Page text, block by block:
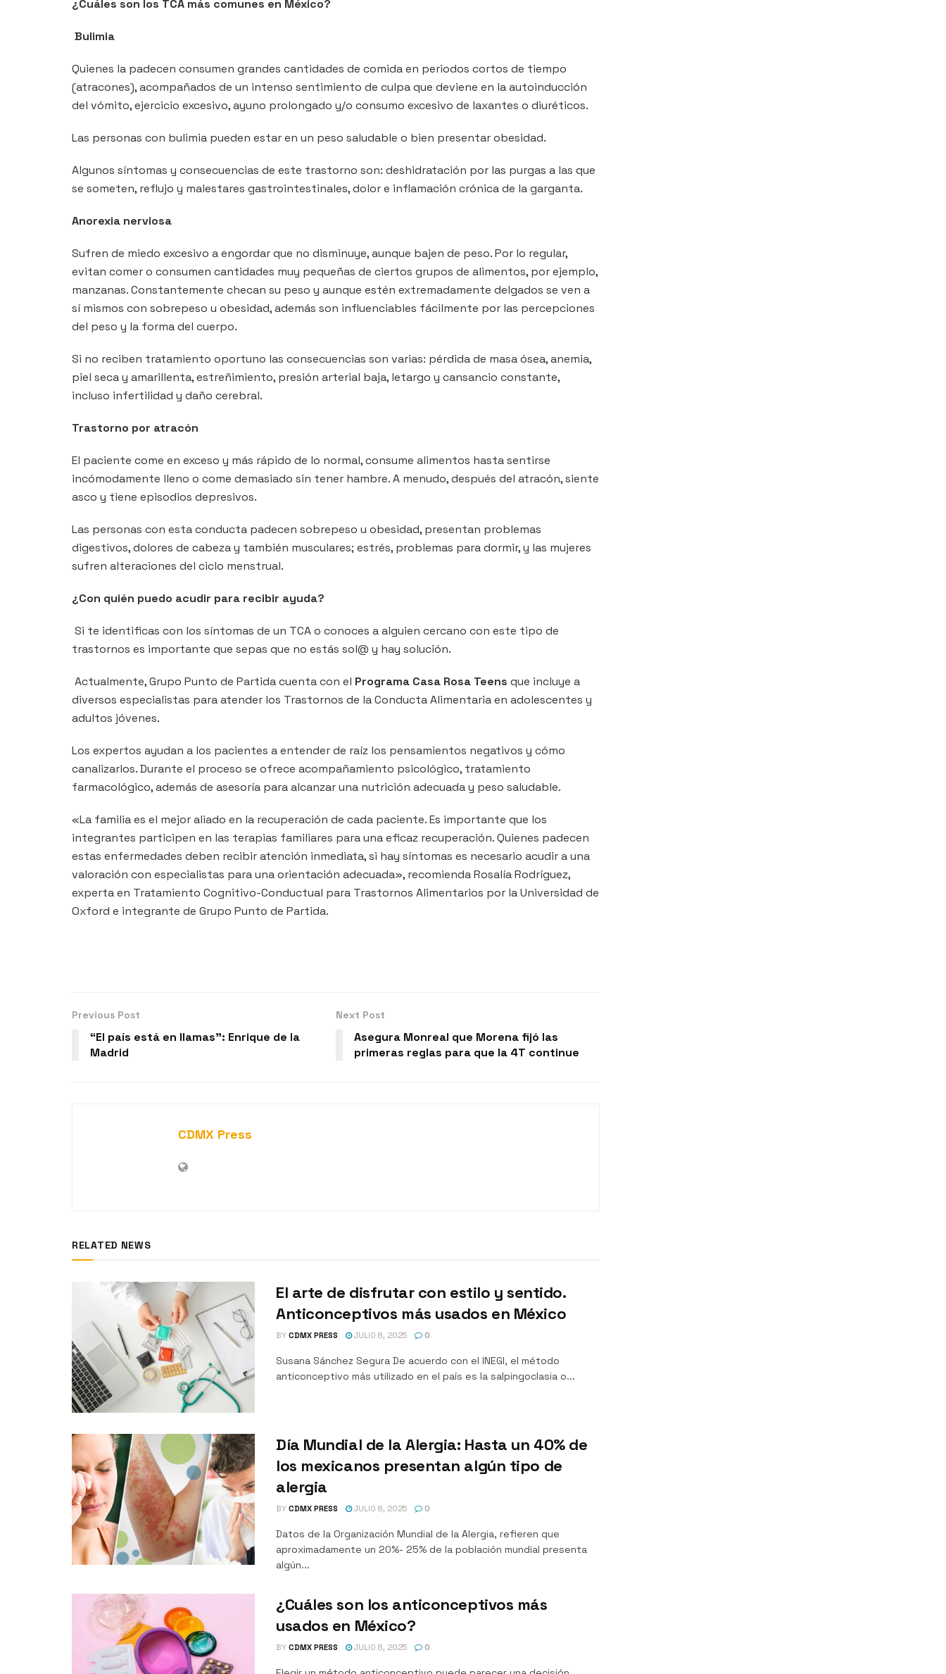
¿Cuáles son los TCA más comunes en México?
Bulimia
Quienes la padecen consumen grandes cantidades de comida en periodos cortos de tiempo
(atracones), acompañados de un intenso sentimiento de culpa que deviene en la autoinducción
del vómito, ejercicio excesivo, ayuno prolongado y/o consumo excesivo de laxantes o diuréticos.
Las personas con bulimia pueden estar en un peso saludable o bien presentar obesidad.
Algunos síntomas y consecuencias de este trastorno son: deshidratación por las purgas a las que
se someten, reflujo y malestares gastrointestinales, dolor e inflamación crónica de la garganta.
Anorexia nerviosa
Sufren de miedo excesivo a engordar que no disminuye, aunque bajen de peso. Por lo regular,
evitan comer o consumen cantidades muy pequeñas de ciertos grupos de alimentos, por ejemplo,
manzanas. Constantemente checan su peso y aunque estén extremadamente delgados se ven a
sí mismos con sobrepeso u obesidad, además son influenciables fácilmente por las percepciones
del peso y la forma del cuerpo.
Si no reciben tratamiento oportuno las consecuencias son varias: pérdida de masa ósea, anemia,
piel seca y amarillenta, estreñimiento, presión arterial baja, letargo y cansancio constante,
incluso infertilidad y daño cerebral.
Trastorno por atracón
El paciente come en exceso y más rápido de lo normal, consume alimentos hasta sentirse
incómodamente lleno o come demasiado sin tener hambre. A menudo, después del atracón, siente
asco y tiene episodios depresivos.
Las personas con esta conducta padecen sobrepeso u obesidad, presentan problemas
digestivos, dolores de cabeza y también musculares; estrés, problemas para dormir, y las mujeres
sufren alteraciones del ciclo menstrual.
¿Con quién puedo acudir para recibir ayuda?
Si te identificas con los síntomas de un TCA o conoces a alguien cercano con este tipo de
trastornos es importante que sepas que no estás sol@ y hay solución.
Actualmente, Grupo Punto de Partida cuenta con el Programa Casa Rosa Teens que incluye a
diversos especialistas para atender los Trastornos de la Conducta Alimentaria en adolescentes y
adultos jóvenes.
Los expertos ayudan a los pacientes a entender de raíz los pensamientos negativos y cómo
canalizarlos. Durante el proceso se ofrece acompañamiento psicológico, tratamiento
farmacológico, además de asesoría para alcanzar una nutrición adecuada y peso saludable.
«La familia es el mejor aliado en la recuperación de cada paciente. Es importante que los
integrantes participen en las terapias familiares para una eficaz recuperación. Quienes padecen
estas enfermedades deben recibir atención inmediata, si hay síntomas es necesario acudir a una
valoración con especialistas para una orientación adecuada», recomienda Rosalía Rodríguez,
experta en Tratamiento Cognitivo-Conductual para Trastornos Alimentarios por la Universidad de
Oxford e integrante de Grupo Punto de Partida.
Previous Post
“El país está en llamas”: Enrique de la
Madrid
Next Post
Asegura Monreal que Morena fijó las
primeras reglas para que la 4T continue
CDMX Press
RELATED NEWS
El arte de disfrutar con estilo y sentido.
Anticonceptivos más usados en México
BY CDMX PRESS JULIO 8, 2025 0
Susana Sánchez Segura De acuerdo con el INEGI, el método
anticonceptivo más utilizado en el país es la salpingoclasia o...
Día Mundial de la Alergia: Hasta un 40% de
los mexicanos presentan algún tipo de
alergia
BY CDMX PRESS JULIO 8, 2025 0
Datos de la Organización Mundial de la Alergia, refieren que
aproximadamente un 20%- 25% de la población mundial presenta
algún...
¿Cuáles son los anticonceptivos más
usados en México?
BY CDMX PRESS JULIO 8, 2025 0